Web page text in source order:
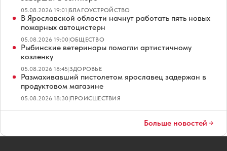
05.08.2026 19:01|БЛАГОУСТРОЙСТВО
В Ярославской области начнут работать пять новых
пожарных автоцистерн
05.08.2026 19:00|ОБЩЕСТВО
Рыбинские ветеринары помогли артистичному
козленку
05.08.2026 18:45|ЗДОРОВЬЕ
Размахивавший пистолетом ярославец задержан в
продуктовом магазине
05.08.2026 18:30|ПРОИСШЕСТВИЯ
Больше новостей